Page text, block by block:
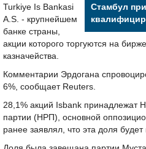
Стамбул
Turkiye Is Bankasi
A.S. - крупнейшем
банке страны,
акции которого торгуются на
казначейства.
Комментарии Эрдогана
6%, сообщает Reuters.
28,1% акций Isbank принадлежат
партии (НРП), основной
ранее заявлял, что эта доля будет